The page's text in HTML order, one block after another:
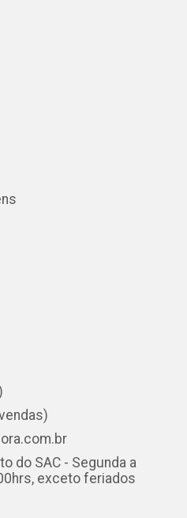
do SAC - Segunda a
exceto feriados